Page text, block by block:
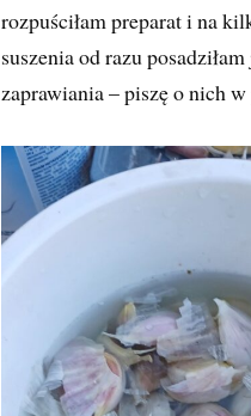
rozpuściłam preparat i na
suszenia od razu
zaprawiania – piszę o nich